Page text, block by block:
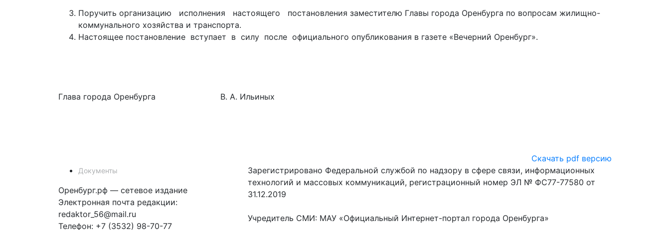
Поручить организацию исполнения настоящего постановления заместителю Главы города Оренбурга по вопросам жилищно-
коммунального хозяйства и транспорта.
Настоящее постановление вступает в силу после официального опубликования в газете «Вечерний Оренбург».
Глава города Оренбурга В. А. Ильиных
Скачать pdf версию
Документы
Оренбург.рф — сетевое издание
Электронная почта редакции:
redaktor_56@mail.ru
Телефон: +7 (3532) 98-70-77
Зарегистрировано Федеральной службой по надзору в сфере связи, информационных
технологий и массовых коммуникаций, регистрационный номер ЭЛ № ФС77-77580 от
31.12.2019
Учредитель СМИ: МАУ «Официальный Интернет-портал города Оренбурга»